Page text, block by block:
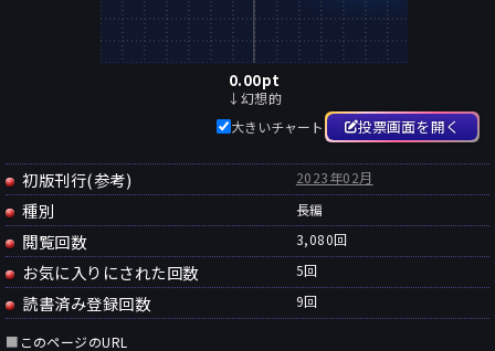
0.00pt
↓幻想的
大きいチャート
投票画面を開く
初版刊行(参考) 2023年02月
種別 長編
閲覧回数 3,080回
お気に入りにされた回数 5回
読書済み登録回数 9回
■ このページのURL